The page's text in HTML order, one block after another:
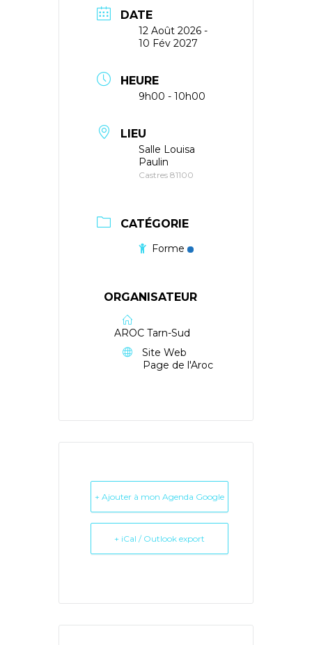
DATE
12 Août 2026 -
10 Fév 2027
HEURE
9h00 - 10h00
LIEU
Salle Louisa
Paulin
Castres 81100
CATÉGORIE
Forme
ORGANISATEUR
AROC Tarn-Sud
Site Web
Page de l'Aroc
+ Ajouter à mon Agenda Google
+ iCal / Outlook export